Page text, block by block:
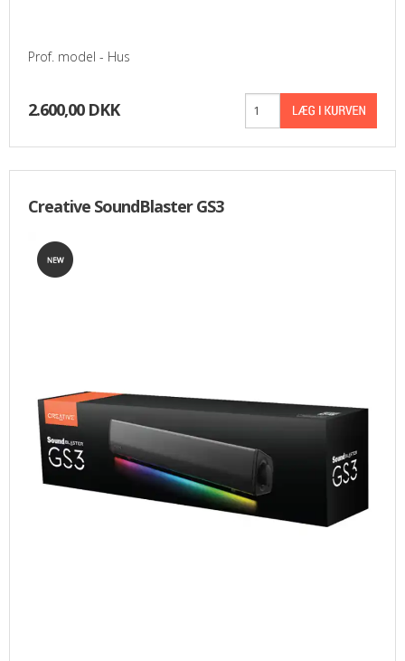
Prof. model - Hus
2.600,00 DKK
Creative SoundBlaster GS3